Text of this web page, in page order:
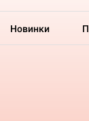
Новинки